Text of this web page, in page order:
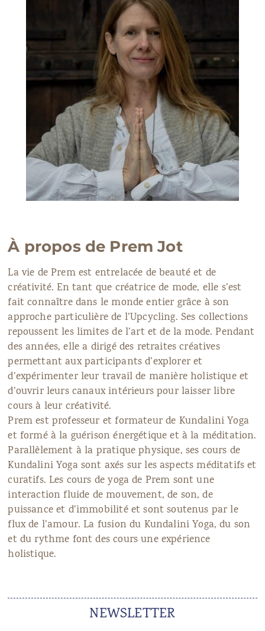
À propos de Prem Jot
La vie de Prem est entrelacée de beauté et de
créativité. En tant que créatrice de mode, elle s’est
fait connaître dans le monde entier grâce à son
approche particulière de l’Upcycling. Ses collections
repoussent les limites de l’art et de la mode. Pendant
des années, elle a dirigé des retraites créatives
permettant aux participants d’explorer et
d’expérimenter leur travail de manière holistique et
d’ouvrir leurs canaux intérieurs pour laisser libre
cours à leur créativité.
Prem est professeur et formateur de Kundalini Yoga
et formé à la guérison énergétique et à la méditation.
Parallèlement à la pratique physique, ses cours de
Kundalini Yoga sont axés sur les aspects méditatifs et
curatifs. Les cours de yoga de Prem sont une
interaction fluide de mouvement, de son, de
puissance et d’immobilité et sont soutenus par le
flux de l’amour. La fusion du Kundalini Yoga, du son
et du rythme font des cours une expérience
holistique.
NEWSLETTER